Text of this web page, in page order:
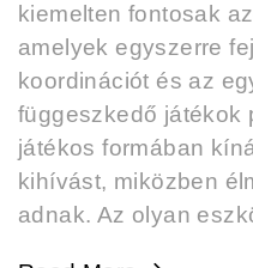
kiemelten fontosak
amelyek egyszerre
koordinációt és az
függeszkedő játékok
játékos formában
kihívást, miközben
adnak. Az olyan